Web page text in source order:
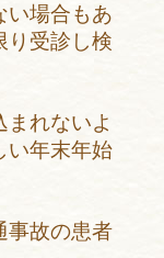
い場合もあ
り受診し検
れないよ
い年末年始
事故の患者